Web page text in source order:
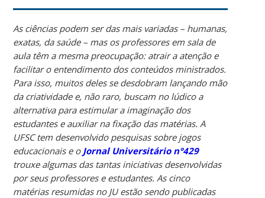
As ciências podem ser das mais variadas – humanas,
exatas, da saúde – mas os professores em sala de
aula têm a mesma preocupação: atrair a atenção e
facilitar o entendimento dos conteúdos ministrados.
Para isso, muitos deles se desdobram lançando mão
da criatividade e, não raro, buscam no lúdico a
alternativa para estimular a imaginação dos
estudantes e auxiliar na fixação das matérias. A
UFSC tem desenvolvido pesquisas sobre jogos
educacionais e o Jornal Universitário n°429
trouxe algumas das tantas iniciativas desenvolvidas
por seus professores e estudantes. As cinco
matérias resumidas no JU estão sendo publicadas